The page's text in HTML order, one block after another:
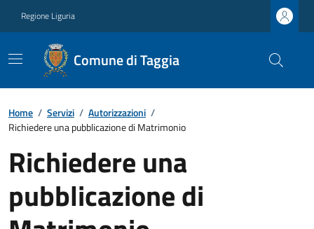
Regione Liguria
Comune di Taggia
Home / Servizi / Autorizzazioni /
Richiedere una pubblicazione di Matrimonio
Richiedere una
pubblicazione di